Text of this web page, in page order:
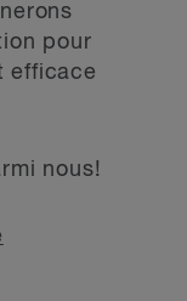
pour
efficace
nous!